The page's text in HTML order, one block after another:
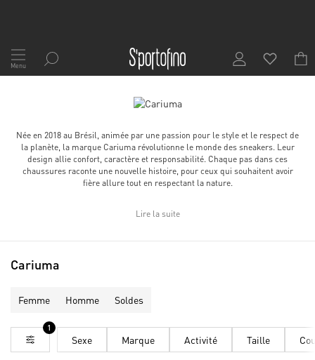
Allez
au
contenu
Menu
Née en 2018 au Brésil, animée par une passion pour le style et le respect de
la planète, la marque Cariuma révolutionne le monde des sneakers. Leur
design allie confort, caractère et responsabilité. Chaque pas dans ces
chaussures raconte une nouvelle histoire, pour ceux qui souhaitent avoir
fière allure tout en respectant la nature.
Lire la suite
Cariuma
Femme Homme Soldes
1
Sexe Marque Activité Taille